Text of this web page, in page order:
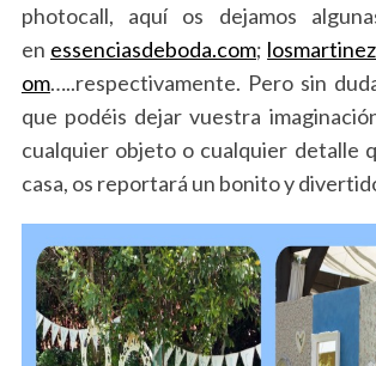
photocall, aquí os dejamos
en essenciasdeboda.com;
om…..respectivamente. Pero sin
que podéis dejar vuestra
cualquier objeto o cualquier detalle
casa, os reportará un bonito y